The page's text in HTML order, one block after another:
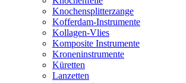
Knochensplitterzange
Kofferdam-Instrumente
Kollagen-Vlies
Komposite Instrumente
Kroneninstrumente
Küretten
Lanzetten